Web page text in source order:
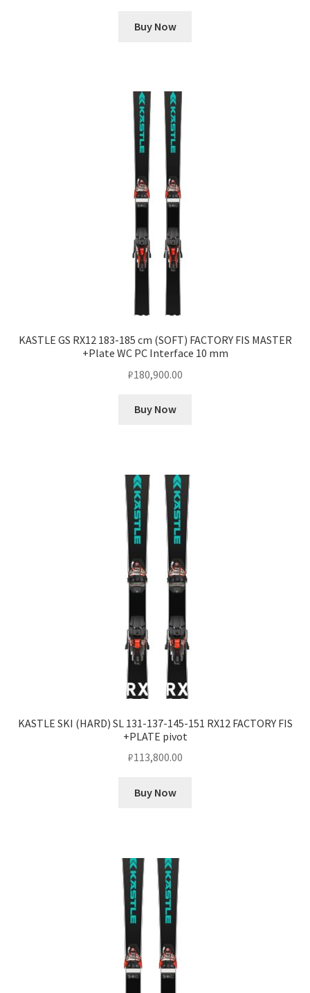
Buy Now
KASTLE GS RX12 183-185 cm (SOFT) FACTORY FIS MASTER
+Plate WC PC Interface 10 mm
₽180,900.00
Buy Now
KASTLE SKI (HARD) SL 131-137-145-151 RX12 FACTORY FIS
+PLATE pivot
₽113,800.00
Buy Now